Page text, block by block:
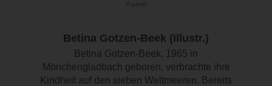
© privat
Betina Gotzen-Beek (Illustr.)
Betina Gotzen-Beek, 1965 in
Mönchengladbach geboren, verbrachte ihre
Kindheit auf den sieben Weltmeeren. Bereits